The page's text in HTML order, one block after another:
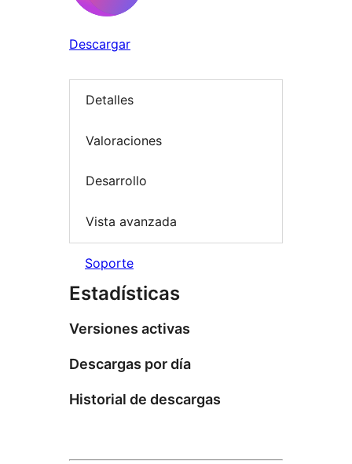
Descargar
Detalles
Valoraciones
Desarrollo
Vista avanzada
Soporte
Estadísticas
Versiones activas
Descargas por día
Historial de descargas